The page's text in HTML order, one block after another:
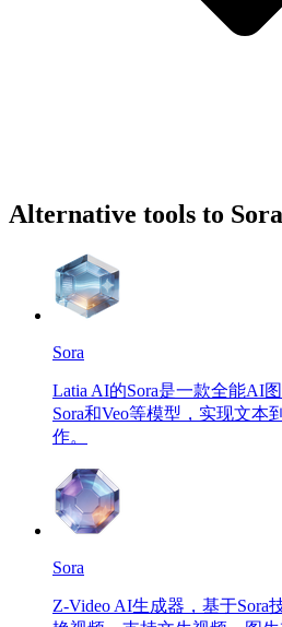
Alternative tools to Sora
Sora
Latia AI的Sora是一款全能AI
Sora和Veo等模型，实现文本
作。
Sora
Z-Video AI生成器，基于Sora